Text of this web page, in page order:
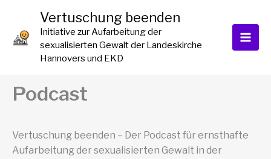
springen
Vertuschung beenden
Initiative zur Aufarbeitung der
sexualisierten Gewalt der Landeskirche
Hannovers und EKD
Podcast
Vertuschung beenden – Der Podcast für ernsthafte
Aufarbeitung der sexualisierten Gewalt in der